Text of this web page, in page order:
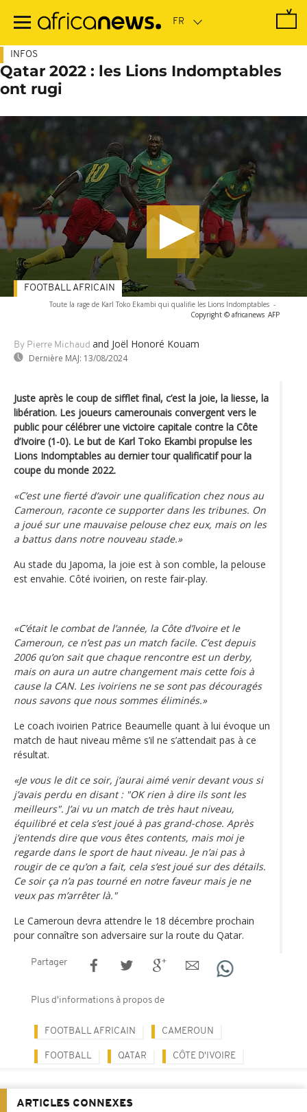
contenu
INFOS
Qatar 2022 : les Lions Indomptables
ont rugi
Toute la rage de Karl Toko Ekambi qui qualifie les Lions Indomptables -
Copyright © africanews AFP
By Pierre Michaud and Joël Honoré Kouam
Dernière MAJ: 13/08/2024
FOOTBALL AFRICAIN
Juste après le coup de sifflet final, c’est la joie, la liesse, la
libération. Les joueurs camerounais convergent vers le
public pour célébrer une victoire capitale contre la Côte
d’Ivoire (1-0). Le but de Karl Toko Ekambi propulse les
Lions Indomptables au dernier tour qualificatif pour la
coupe du monde 2022.
«C’est une fierté d’avoir une qualification chez nous au
Cameroun, raconte ce supporter dans les tribunes. On
a joué sur une mauvaise pelouse chez eux, mais on les
a battus dans notre nouveau stade.»
Au stade du Japoma, la joie est à son comble, la pelouse
est envahie. Côté ivoirien, on reste fair-play.
«C’était le combat de l’année, la Côte d’Ivoire et le
Cameroun, ce n’est pas un match facile. C’est depuis
2006 qu’on sait que chaque rencontre est un derby,
mais on aura un autre changement mais cette fois à
cause la CAN. Les ivoiriens ne se sont pas découragés
nous savons que nous sommes éliminés.»
Le coach ivoirien Patrice Beaumelle quant à lui évoque un
match de haut niveau même s’il ne s’attendait pas à ce
résultat.
«Je vous le dit ce soir, j’aurai aimé venir devant vous si
j’avais perdu en disant : "OK rien à dire ils sont les
meilleurs". J’ai vu un match de très haut niveau,
équilibré et cela s’est joué à pas grand-chose. Après
j’entends dire que vous êtes contents, mais moi je
regarde dans le sport de haut niveau. Je n’ai pas à
rougir de ce qu’on a fait, cela s’est joué sur des détails.
Ce soir ça n’a pas tourné en notre faveur mais je ne
veux pas m’arrêter là."
Le Cameroun devra attendre le 18 décembre prochain
pour connaître son adversaire sur la route du Qatar.
Partager
Plus d'informations à propos de
FOOTBALL AFRICAIN CAMEROUN
FOOTBALL QATAR CÔTE D'IVOIRE
ARTICLES CONNEXES